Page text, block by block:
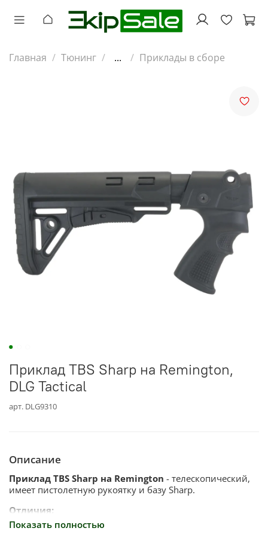
Главная Тюнинг ... Приклады в сборе
Приклад TBS Sharp на Remington,
DLG Tactical
арт. DLG9310
Описание
Приклад TBS Sharp на Remington - телескопический,
имеет пистолетную рукоятку и базу Sharp.
Отличия:
Приклад на Remington 870 состоит из трех
Показать полностью